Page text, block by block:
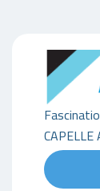
CAPELLE